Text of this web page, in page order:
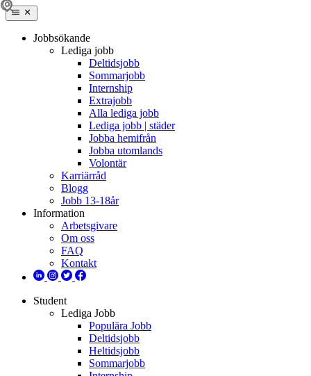
Jobbsökande
Lediga jobb
Deltidsjobb
Sommarjobb
Internship
Extrajobb
Alla lediga jobb
Lediga jobb | städer
Jobba hemifrån
Jobba utomlands
Volontär
Karriärråd
Blogg
Jobb 13-18år
Information
Arbetsgivare
Om oss
FAQ
Kontakt
Student
Lediga Jobb
Populära Jobb
Deltidsjobb
Heltidsjobb
Sommarjobb